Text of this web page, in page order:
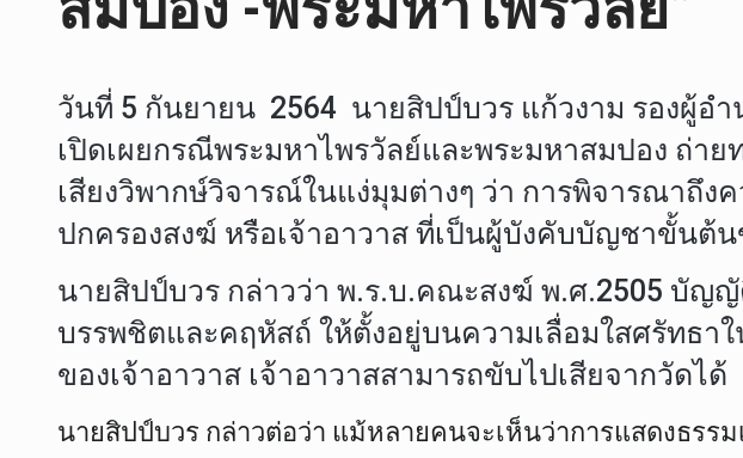
วันที่ 5 กันยายน 2564 นายสิปป์บวร แก้วงาม รองผู้อ
เปิดเผยกรณีพระมหาไพรวัลย์และพระมหาสมปอง ถ่
เสียงวิพากษ์วิจารณ์ในแง่มุมต่างๆ ว่า การพิจารณาถึ
ปกครองสงฆ์ หรือเจ้าอาวาส ที่เป็นผู้บังคับบัญชาขั้นต้น
นายสิปป์บวร กล่าวว่า พ.ร.บ.คณะสงฆ์ พ.ศ.2505 บัญ
บรรพชิตและคฤหัสถ์ ให้ตั้งอยู่บนความเลื่อมใสศรัทธ
ของเจ้าอาวาส เจ้าอาวาสสามารถขับไปเสียจากวัดได้
นายสิปป์บวร กล่าวต่อว่า แม้หลายคนจะเห็นว่าการแสดงธร